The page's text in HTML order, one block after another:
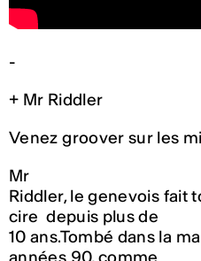
-
+ Mr Riddler
Venez groover sur les
Mr
Riddler, le genevois fait
cire depuis plus de
10 ans.Tombé dans la